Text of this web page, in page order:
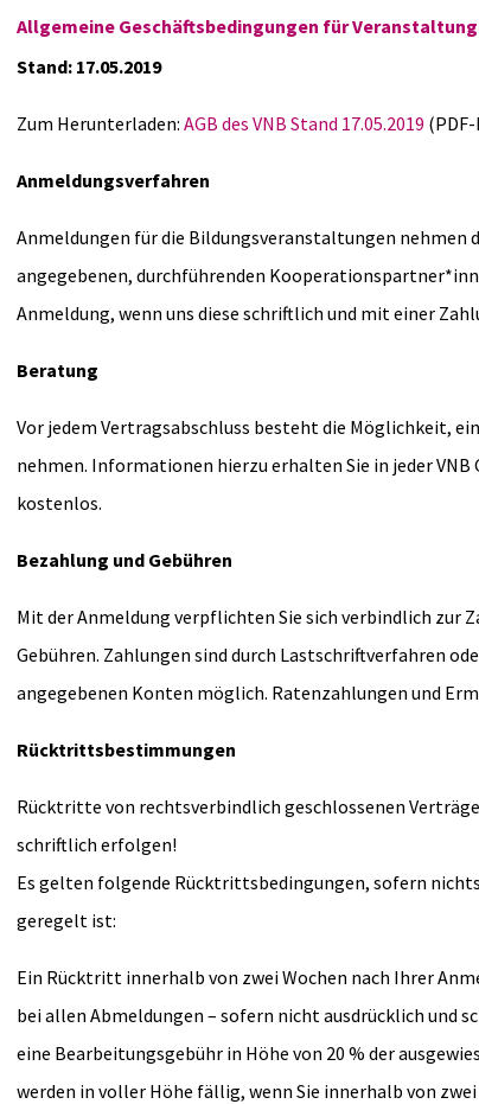
Allgemeine Geschäftsbedingungen für
Stand: 17.05.2019
Zum Herunterladen: AGB des VNB Stand 17.05.2019
Anmeldungsverfahren
Anmeldungen für die Bildungsveranstaltungen nehmen
angegebenen, durchführenden
Anmeldung, wenn uns diese schriftlich und mit einer
Beratung
Vor jedem Vertragsabschluss besteht die Möglichkeit,
nehmen. Informationen hierzu erhalten Sie in jeder
kostenlos.
Bezahlung und Gebühren
Mit der Anmeldung verpflichten Sie sich verbindlich zur
Gebühren. Zahlungen sind durch Lastschriftverfahren
angegebenen Konten möglich. Ratenzahlungen und
Rücktrittsbestimmungen
Rücktritte von rechtsverbindlich geschlossenen
schriftlich erfolgen!
Es gelten folgende Rücktrittsbedingungen, sofern
geregelt ist:
Ein Rücktritt innerhalb von zwei Wochen nach Ihrer
bei allen Abmeldungen – sofern nicht ausdrücklich und
eine Bearbeitungsgebühr in Höhe von 20 % der
werden in voller Höhe fällig, wenn Sie innerhalb von